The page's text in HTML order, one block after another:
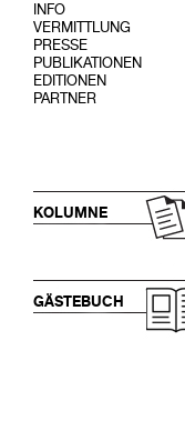
INFO
VERMITTLUNG
PRESSE
PUBLIKATIONEN
EDITIONEN
PARTNER
KOLUMNE
GÄSTEBUCH